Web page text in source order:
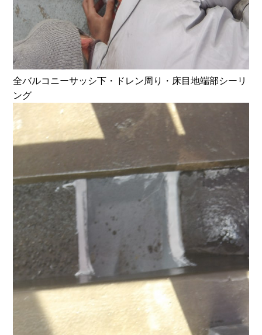
全バルコニーサッシ下・ドレン周り・床目地端部シーリ
ング